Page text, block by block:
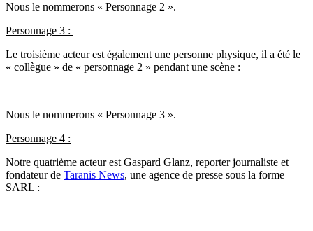
Nous le nommerons « Personnage 2 ».
Personnage 3 :
Le troisième acteur est également une personne physique, il a été le
« collègue » de « personnage 2 » pendant une scène :
Nous le nommerons « Personnage 3 ».
Personnage 4 :
Notre quatrième acteur est Gaspard Glanz, reporter journaliste et
fondateur de Taranis News, une agence de presse sous la forme
SARL :